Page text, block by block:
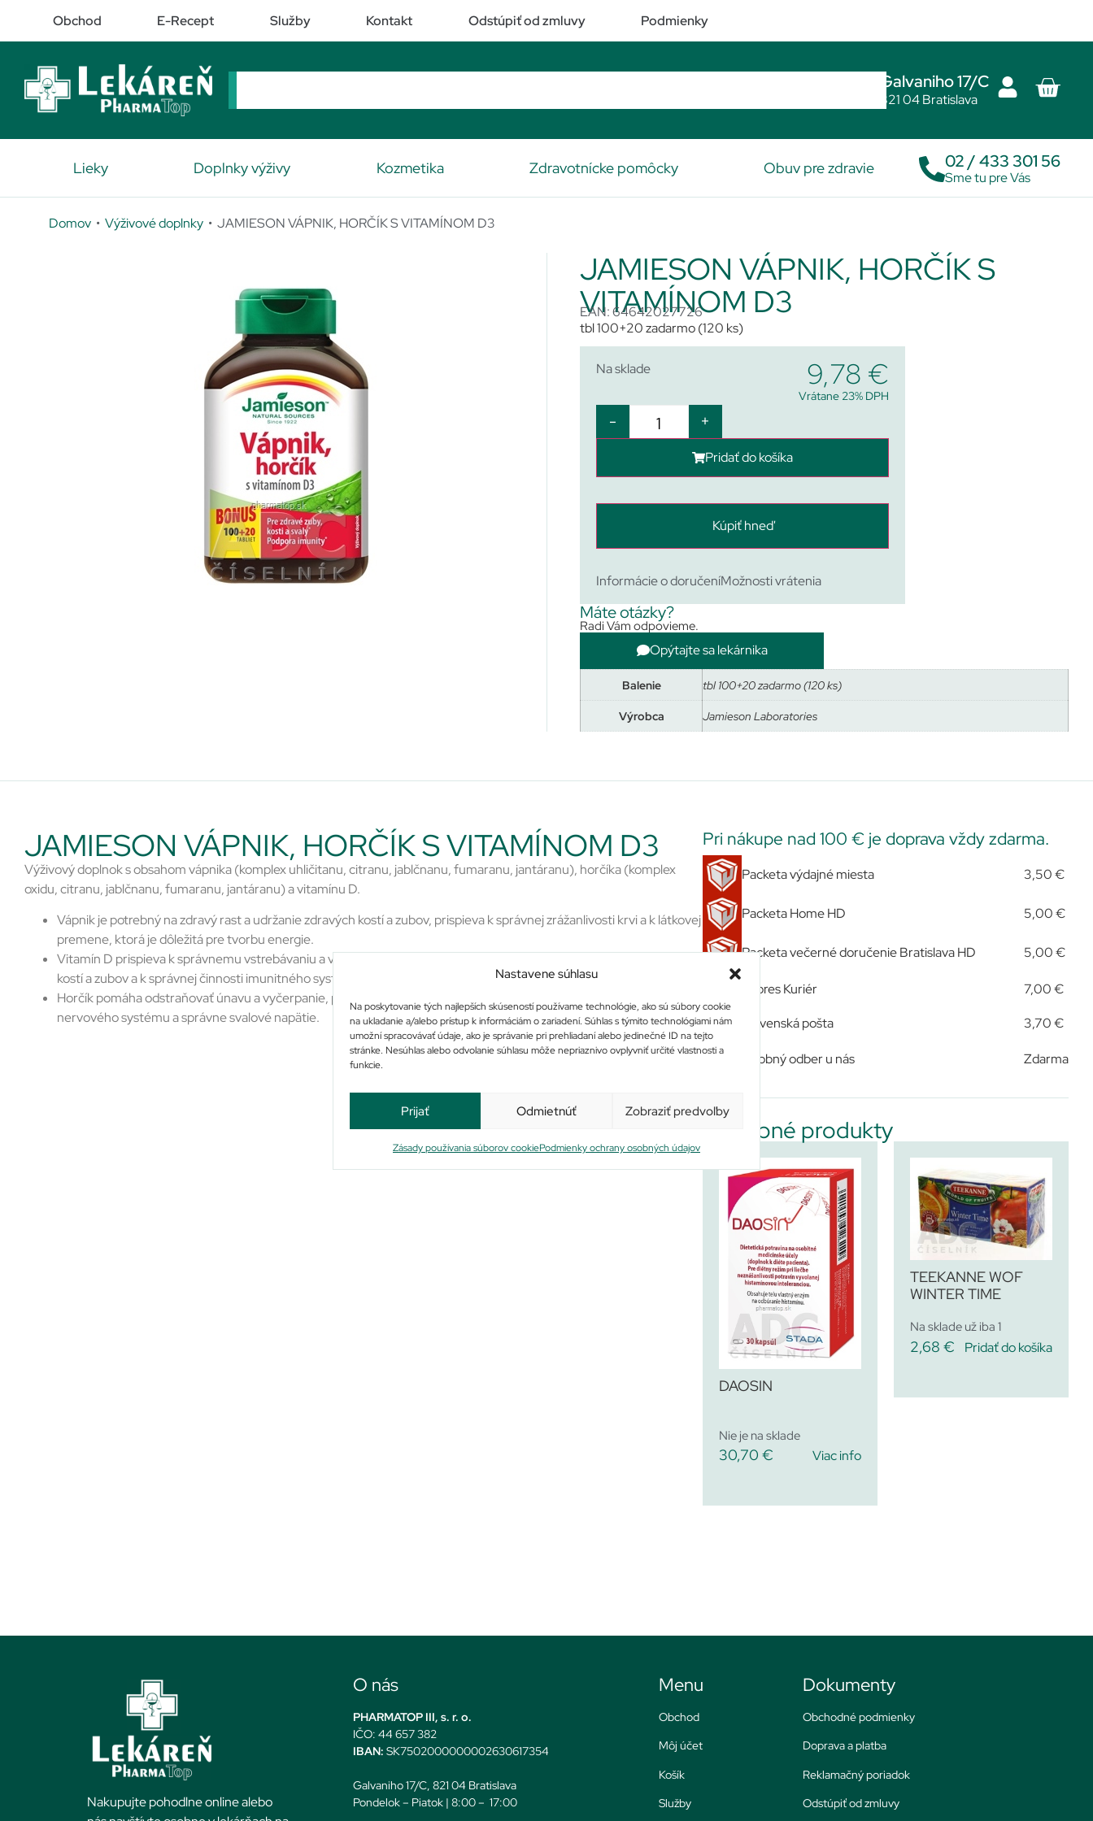
Nastavene súhlasu
Na poskytovanie tých najlepších skúseností používame technológie, ako sú súbory cookie
na ukladanie a/alebo prístup k informáciám o zariadení. Súhlas s týmito technológiami nám
umožní spracovávať údaje, ako je správanie pri prehliadaní alebo jedinečné ID na tejto
stránke. Nesúhlas alebo odvolanie súhlasu môže nepriaznivo ovplyvniť určité vlastnosti a
funkcie.
Prijať Odmietnúť Zobraziť predvoľby
Zásady používania súborov cookiePodmienky ochrany osobných údajov
Obchod E-Recept Služby Kontakt Odstúpiť od zmluvy Podmienky
Galvaniho 17/C
821 04 Bratislava
Lieky Doplnky výživy Kozmetika Zdravotnícke pomôcky Obuv pre zdravie 02 / 433 301 56
Sme tu pre Vás
Domov • Výživové doplnky • JAMIESON VÁPNIK, HORČÍK S VITAMÍNOM D3
JAMIESON VÁPNIK, HORČÍK S
VITAMÍNOM D3
EAN: 64642027726
tbl 100+20 zadarmo (120 ks)
Na sklade 9,78 €
Vrátane 23% DPH
- +
Pridať do košíka
Kúpiť hneď
Informácie o doručeníMožnosti vrátenia
Máte otázky?
Radi Vám odpovieme.
Opýtajte sa lekárnika
Balenie
tbl 100+20 zadarmo (120 ks)
Výrobca
Jamieson Laboratories
JAMIESON VÁPNIK, HORČÍK S VITAMÍNOM D3
Výživový doplnok s obsahom vápnika (komplex uhličitanu, citranu, jablčnanu, fumaranu, jantáranu), horčíka (komplex
oxidu, citranu, jablčnanu, fumaranu, jantáranu) a vitamínu D.
Vápnik je potrebný na zdravý rast a udržanie zdravých kostí a zubov, prispieva k správnej zrážanlivosti krvi a k látkovej
premene, ktorá je dôležitá pre tvorbu energie.
Vitamín D prispieva k správnemu vstrebávaniu a využitiu vápnika a fosforu, k zdravému rastu a udržaniu zdravých
kostí a zubov a k správnej činnosti imunitného systému a svalov.
Horčík pomáha odstraňovať únavu a vyčerpanie, priaznivo ovplyvňuje psychickú rovnováhu, optimálnu činnosť
nervového systému a správne svalové napätie.
Pri nákupe nad 100 € je doprava vždy zdarma.
Packeta výdajné miesta 3,50 €
Packeta Home HD 5,00 €
Packeta večerné doručenie Bratislava HD 5,00 €
Expres Kuriér 7,00 €
Slovenská pošta 3,70 €
Osobný odber u nás Zdarma
Podobné produkty
DAOSIN
Nie je na sklade
30,70 € Viac info
TEEKANNE WOF
WINTER TIME
Na sklade už iba 1
2,68 € Pridať do košíka
Nakupujte pohodlne online alebo
O nás
PHARMATOP III, s. r. o.
IČO: 44 657 382
IBAN: SK7502000000002630617354
Galvaniho 17/C, 821 04 Bratislava
Pondelok – Piatok | 8:00 – 17:00
Menu
Obchod
Môj účet
Košík
Služby
Dokumenty
Obchodné podmienky
Doprava a platba
Reklamačný poriadok
Odstúpiť od zmluvy